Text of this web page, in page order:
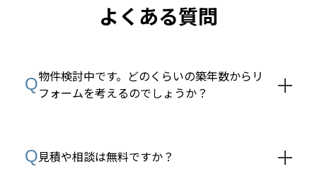
よくある質問
Q物件検討中です。どのくらいの築年数からリ
フォームを考えるのでしょうか？
Q見積や相談は無料ですか？